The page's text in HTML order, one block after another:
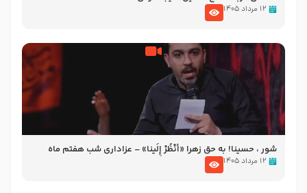
۱۲ مرداد ۱۴۰۵
شور ، حسینا! به‌ حق زهرا «أُنْظُرْ إِلَینا» – عزاداری شب هفتم ماه
محرّم 1405
۱۲ مرداد ۱۴۰۵